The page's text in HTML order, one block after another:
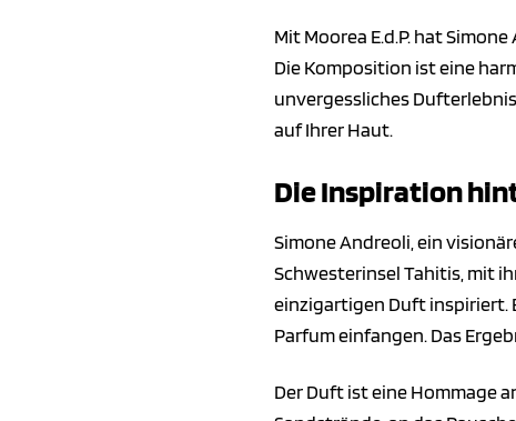
Mit Moorea E.d.P. hat
Die Komposition ist eine
unvergessliches
auf Ihrer Haut.
Die Inspiration
Simone Andreoli, ein
Schwesterinsel Tahitis, mit
einzigartigen Duft inspiriert.
Parfum einfangen. Das
Der Duft ist eine Hommage